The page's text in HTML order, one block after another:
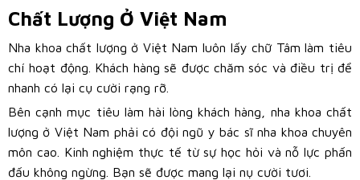
Chất Lượng Ở Việt Nam
Nha khoa chất lượng ở Việt Nam luôn lấy chữ Tâm làm tiêu
chí hoạt động. Khách hàng sẽ được chăm sóc và điều trị để
nhanh có lại cụ cười rạng rỡ.
Bên cạnh mục tiêu làm hài lòng khách hàng, nha khoa chất
lượng ở Việt Nam phải có đội ngũ y bác sĩ nha khoa chuyên
môn cao. Kinh nghiệm thực tế từ sự học hỏi và nỗ lực phấn
đấu không ngừng. Bạn sẽ được mang lại nụ cười tươi.